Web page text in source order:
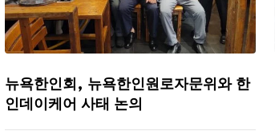
뉴욕한인회, 뉴욕한인원로자문위와 한
인데이케어 사태 논의